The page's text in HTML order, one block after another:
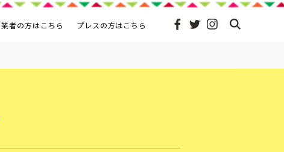
業者の方はこちら プレスの方はこちら